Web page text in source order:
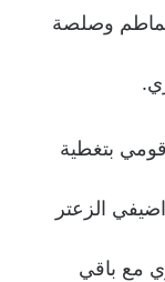
وصلصة
بتغطية
الزعتر
مع باقي